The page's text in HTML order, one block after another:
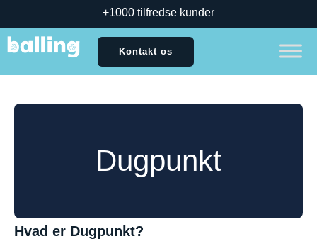
+1000 tilfredse kunder
Kontakt os
Dugpunkt
Hvad er Dugpunkt?